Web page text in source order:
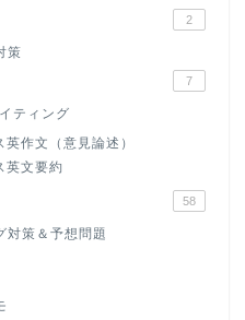
2
策
7
ティング
作文（意見論述）
英文要約
58
対策＆予想問題